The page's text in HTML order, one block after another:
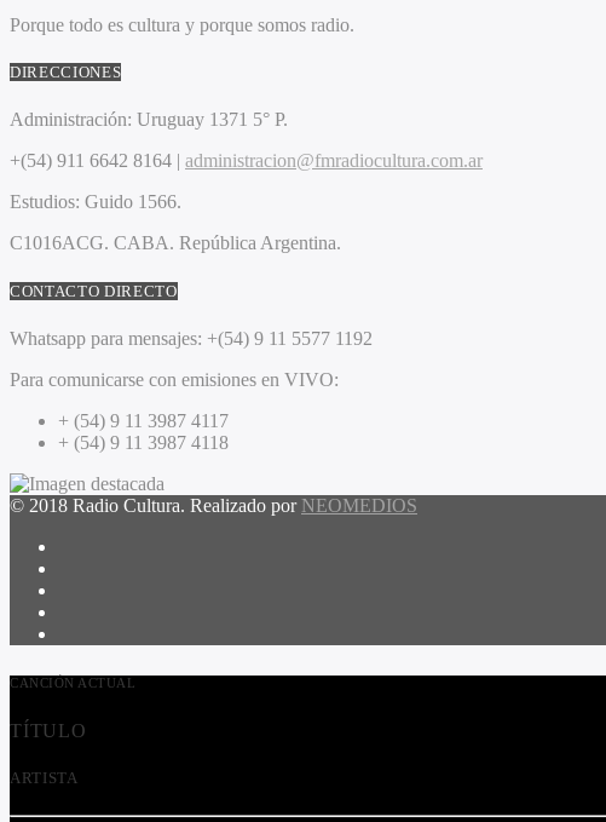
Porque todo es cultura y porque somos radio.
DIRECCIONES
Administración: Uruguay 1371 5° P.
+(54) 911 6642 8164 | administracion@fmradiocultura.com.ar
Estudios: Guido 1566.
C1016ACG. CABA. República Argentina.
CONTACTO DIRECTO
Whatsapp para mensajes: +(54) 9 11 5577 1192
Para comunicarse con emisiones en VIVO:
+ (54) 9 11 3987 4117
+ (54) 9 11 3987 4118
© 2018 Radio Cultura. Realizado por NEOMEDIOS
CANCIÓN ACTUAL
TÍTULO
ARTISTA